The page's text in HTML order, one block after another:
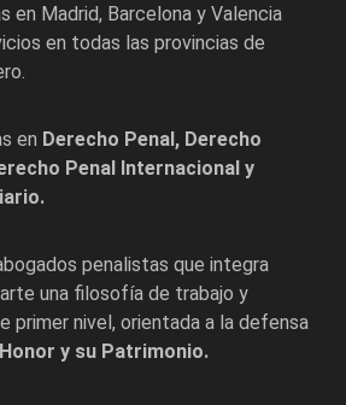
en Madrid, Barcelona y Valencia
en todas las provincias de
en Derecho Penal, Derecho
Penal Internacional y
penalistas que integra
una filosofía de trabajo y
primer nivel, orientada a la defensa
y su Patrimonio.